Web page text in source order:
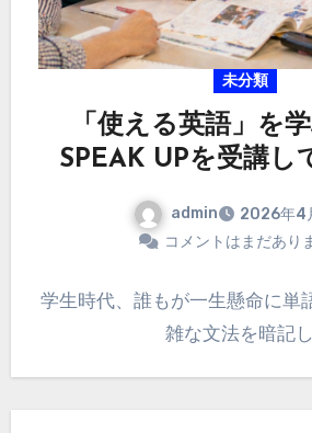
未分類
「使える英語」を
SPEAK UPを受講し
admin
2026年4
コメントはまだあり
学生時代、誰もが一生懸命に単
雑な文法を暗記